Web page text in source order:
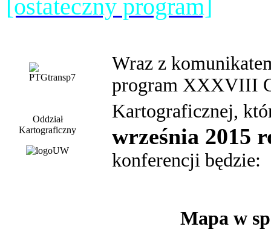
[ostateczny program]
Oddział
Kartograficzny
Wraz z
program XXXVIII
Kartograficznej,
września 2015
konferencji będzie:
Mapa w